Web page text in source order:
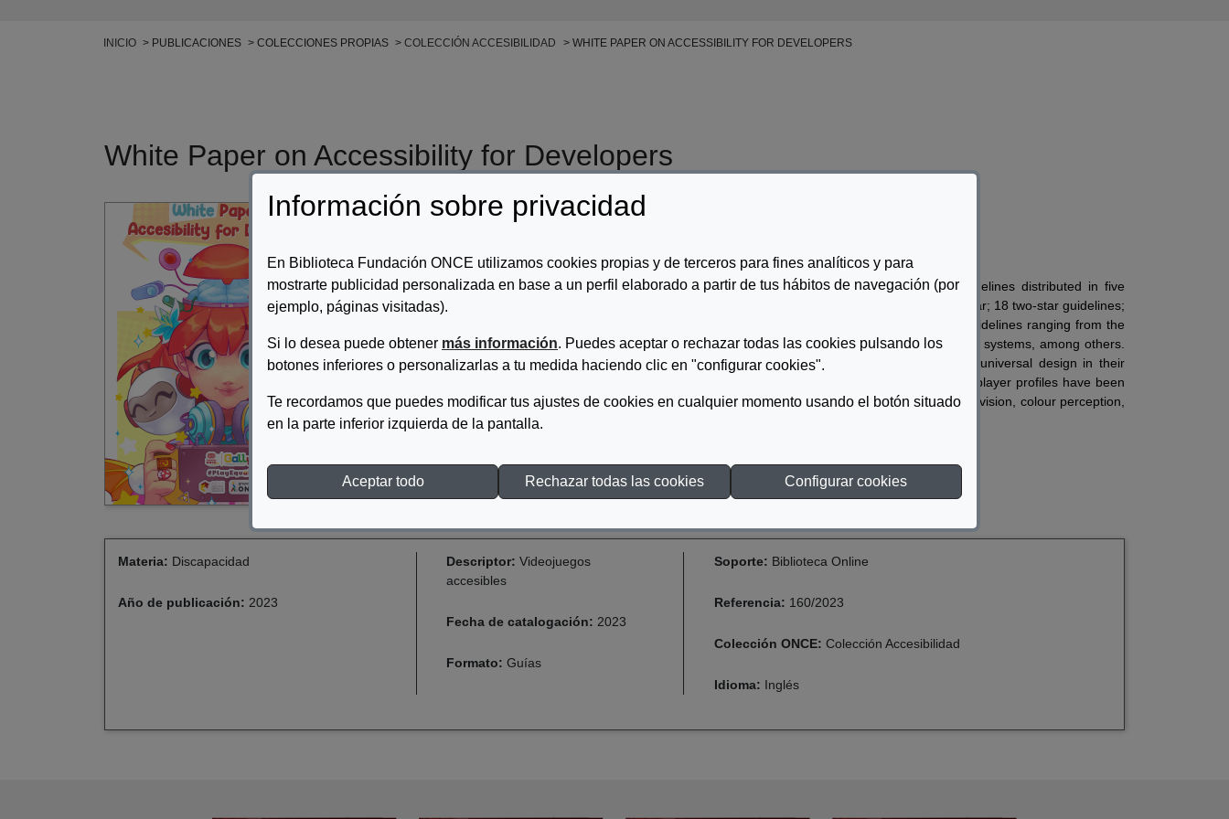
Información sobre privacidad
En Biblioteca Fundación ONCE utilizamos cookies propias y de terceros para fines analíticos y para
mostrarte publicidad personalizada en base a un perfil elaborado a partir de tus hábitos de navegación (por
ejemplo, páginas visitadas).
Si lo desea puede obtener más información. Puedes aceptar o rechazar todas las cookies pulsando los
botones inferiores o personalizarlas a tu medida haciendo clic en "configurar cookies".
Te recordamos que puedes modificar tus ajustes de cookies en cualquier momento usando el botón situado
en la parte inferior izquierda de la pantalla.
Aceptar todo Rechazar todas las cookies Configurar cookies
Ruta de navegación
INICIO PUBLICACIONES COLECCIONES PROPIAS COLECCIÓN ACCESIBILIDAD WHITE PAPER ON ACCESSIBILITY FOR DEVELOPERS
White Paper on Accessibility for Developers
Autor/es:Aguado Delgado, Juan
The White Paper on accessibility for video game developers includes a series of accessibility guidelines distributed in five
categories, according to their degree of difficulty of implementation: 28 guidelines classified with one star; 18 two-star guidelines;
7 three-star guidelines; five four-star guidelines and, finally, three five-star guidelines. A total of 61 guidelines ranging from the
use of easy-to-read alternative typography, colour-coded information, screen reader, assisted pointing systems, among others.
This book aims to help developers in the world of video games to achieve equal opportunity and universal design in their
products, so that everyone can enjoy the leisure that this industry offers. For the writing of the book, player profiles have been
taken into account, which refer to how technology is used. Thus, there are profiles that refer to limited vision, colour perception,
hearing, limited manipulation or strength, and cognitive ability.
DESCARGAR WHITE PAPER ON ACCESSIBILITY FOR DEVELOPERS
Materia: Discapacidad
Año de publicación: 2023
Descriptor:Videojuegos
accesibles
Fecha de catalogación: 2023
Formato:Guías
Soporte: Biblioteca Online
Referencia: 160/2023
Colección ONCE: Colección Accesibilidad
Idioma: Inglés